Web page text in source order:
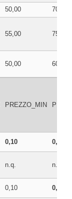
50,00
70,00
55,00 75,00
50,00 60,00
PREZZO_MIN
0,10 0,11
n.q. n.q.
0,10 0,11